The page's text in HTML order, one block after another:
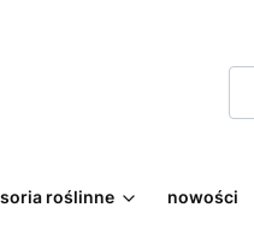
roślinne nowości